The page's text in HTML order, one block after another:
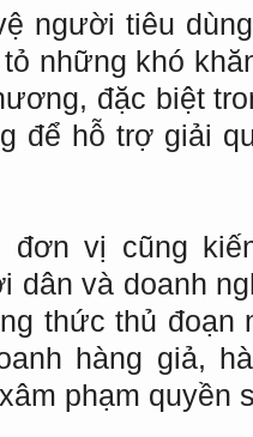
người tiêu
những khó
đặc biệt
để hỗ trợ giải
đơn vị cũng
dân và doanh
thức thủ đoạn
hàng giả,
phạm quyền